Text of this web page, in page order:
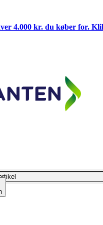
4.000 kr. du køber for.